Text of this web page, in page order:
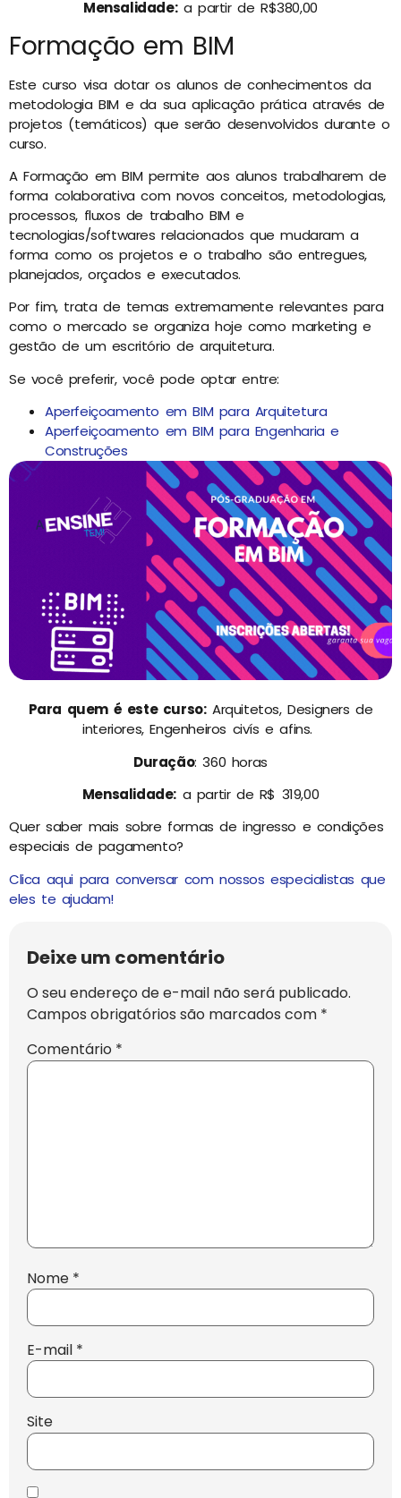
Mensalidade:a partir de R$380,00
Formação em BIM
Este curso visa dotar os alunos de conhecimentos da
metodologia BIM e da sua aplicação prática através de
projetos (temáticos) que serão desenvolvidos durante o
curso.
A Formação em BIM permite aos alunos trabalharem de
forma colaborativa com novos conceitos, metodologias,
processos, fluxos de trabalho BIM e
tecnologias/softwares relacionados que mudaram a
forma como os projetos e o trabalho são entregues,
planejados, orçados e executados.
Por fim, trata de temas extremamente relevantes para
como o mercado se organiza hoje como marketing e
gestão de um escritório de arquitetura.
Se você preferir, você pode optar entre:
Aperfeiçoamento em BIM para Arquitetura
Aperfeiçoamento em BIM para Engenharia e
Construções
Para quem é este curso: Arquitetos, Designers de
interiores, Engenheiros civís e afins.
Duração: 360 horas
Mensalidade: a partir de R$ 319,00
Quer saber mais sobre formas de ingresso e condições
especiais de pagamento?
Clica aqui para conversar com nossos especialistas que
eles te ajudam!
Deixe um comentário
O seu endereço de e-mail não será publicado.
Campos obrigatórios são marcados com *
Comentário *
Nome *
E-mail *
Site